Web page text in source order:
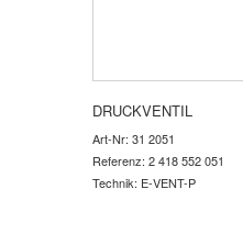
DRUCKVENTIL
Art-Nr: 31 2051
Referenz: 2 418 552 051
Technik: E-VENT-P